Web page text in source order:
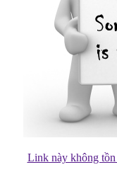
Link này không tồn